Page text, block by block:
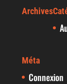
Archives
Méta
Connexion